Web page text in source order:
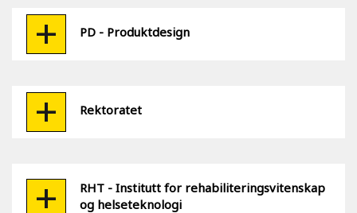
PD - Produktdesign
Rektoratet
RHT - Institutt for rehabiliteringsvitenskap
og helseteknologi